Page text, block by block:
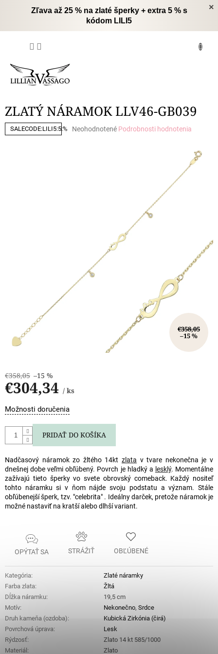
×
Zľava až 25 % na zlaté šperky + extra 5 % s
kódom LILI5
ZLATÝ NÁRAMOK LLV46-GB039
SALECODE:LILI5:5:%
Priemerné
Neohodnotené Podrobnosti hodnotenia
€358,05
–15 %
€358,05 –15 %
€304,34 / ks
Jednotková
cena:
Možnosti doručenia
PRIDAŤ DO KOŠÍKA
Nadčasový náramok zo žltého 14kt zlata v tvare nekonečna je v
dnešnej dobe veľmi obľúbený. Povrch je hladký a lesklý. Momentálne
zažívajú tieto šperky vo svete obrovský comeback. Každý nositeľ
tohto náramku si v ňom nájde svoju podstatu a význam. Stále
obľúbenejší šperk, tzv. "celebrita" . Ideálny darček, pretože náramok je
možné nastaviť na kratší alebo dlhší variant.
OPÝTAŤ SA STRÁŽIŤ OBĽÚBENÉ
Kategória:
Zlaté náramky
Farba zlata:
Žltá
Dĺžka náramku:
19,5 cm
Motív: Nekonečno, Srdce
Druh kameňa (ozdoba):
Kubická Zirkónia (čirá)
Povrchová úprava:
Lesk
Rýdzosť:
Zlato 14 kt 585/1000
Materiál :
Zlato